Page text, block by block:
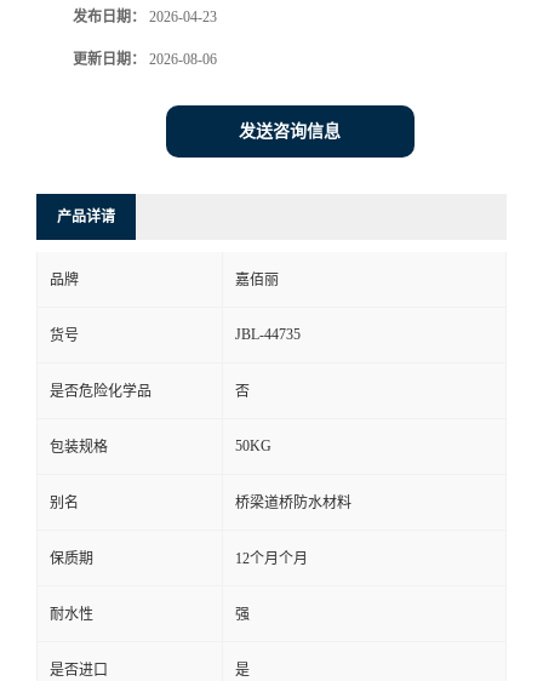
发布日期： 2026-04-23
更新日期： 2026-08-06
发送咨询信息
产品详请
品牌 嘉佰丽
货号 JBL-44735
是否危险化学品 否
包装规格 50KG
别名 桥梁道桥防水材料
保质期 12个月个月
耐水性 强
是否进口 是